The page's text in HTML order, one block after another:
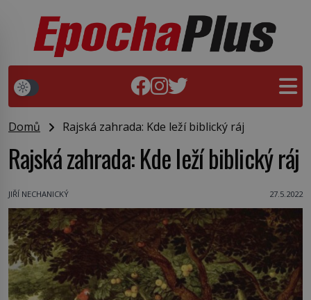
Domů Rajská zahrada: Kde leží biblický ráj
Rajská zahrada: Kde leží biblický ráj
JIŘÍ NECHANICKÝ 27.5.2022